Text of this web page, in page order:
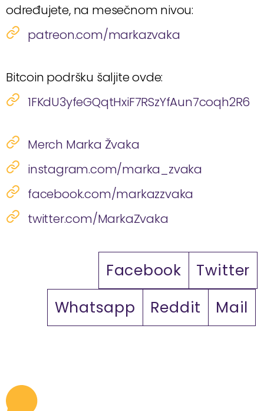
određujete, na mesečnom nivou:
patreon.com/markazvaka
Bitcoin podršku šaljite ovde:
1FKdU3yfeGQqtHxiF7RSzYfAun7coqh2R6
Merch Marka Žvaka
instagram.com/marka_zvaka
facebook.com/markazzvaka
twitter.com/MarkaZvaka
Facebook
Twitter
Whatsapp
Reddit Mail